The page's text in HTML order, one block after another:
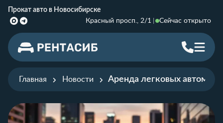
Прокат авто в Новосибирске
Красный просп., 2/1
Сейчас открыто
Главная Новости Аренда легковых